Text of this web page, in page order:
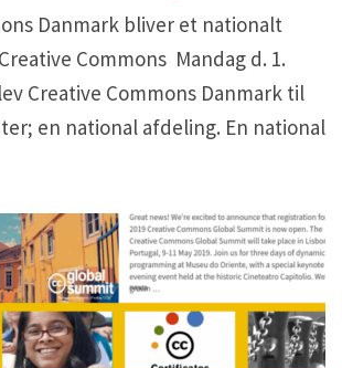
Danmark bliver et nationalt
Commons Mandag d. 1.
Creative Commons Danmark til
en national afdeling. En national